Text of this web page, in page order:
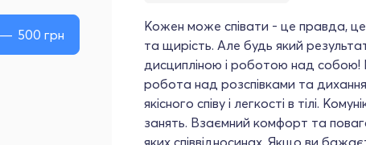
500 грн
Кожен може співати - це правда, це
та щирість. Але будь який
дисципліною і роботою над собою!
робота над розспівками та
якісного співу і легкості в тілі.
занять. Взаємний комфорт та
яких співвідносинах. Якщо ви